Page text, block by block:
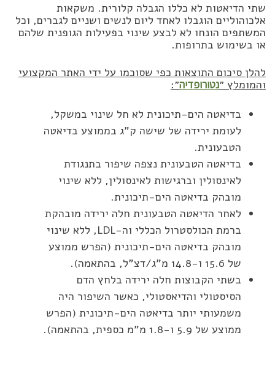
שתי הדיאטות לא כללו הגבלה קלורית. משקאות
אלכוהוליים הוגבלו לאחד ליום לנשים ושניים לגברים, וכל
המשתפים הונחו לא לבצע שינוי בפעילות הגופנית שלהם
או בשימוש בתרופות.
להלן סיכום התוצאות כפי שסוכמו על ידי האתר המקצועי
והמומלץ ״נטורופדיה״:
בדיאטה הים-תיכונית לא חל שינוי במשקל,
לעומת ירידה של שישה ק”ג בממוצע בדיאטה
הטבעונית.
בדיאטה הטבעונית נצפה שיפור בתנגודת
לאינסולין וברגישות לאינסולין, ללא שינוי
מובהק בדיאטה הים-תיכונית.
לאחר הדיאטה הטבעונית חלה ירידה מובהקת
ברמת הכולסטרול הכללי וה-LDL, ללא שינוי
מובהק בדיאטה הים-תיכונית (הפרש ממוצע
של 15.6 ו-14.8 מ”ג/דצ”ל, בהתאמה).
בשתי הקבוצות חלה ירידה בלחץ הדם
הסיסטולי והדיאסטולי, כאשר השיפור היה
משמעותי יותר בדיאטה הים-תיכונית (הפרש
ממוצע של 5.9 ו-1.8 מ”מ כספית, בהתאמה).